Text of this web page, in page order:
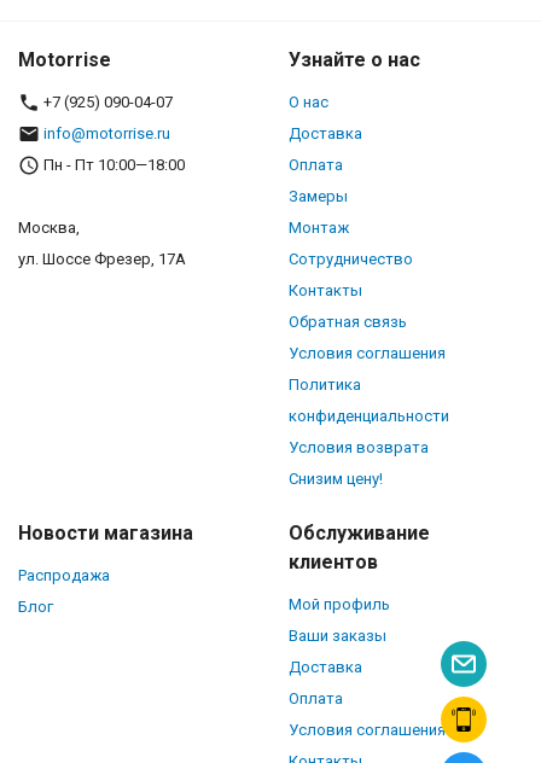
Motorrise
+7 (925) 090-04-07
info@motorrise.ru
Пн - Пт 10:00—18:00
Москва,
ул. Шоссе Фрезер, 17А
Узнайте о нас
О нас
Доставка
Оплата
Замеры
Монтаж
Сотрудничество
Контакты
Обратная связь
Условия соглашения
Политика
конфиденциальности
Условия возврата
Снизим цену!
Новости магазина
Распродажа
Блог
Обслуживание
клиентов
Мой профиль
Ваши заказы
Доставка
Оплата
Условия соглашения